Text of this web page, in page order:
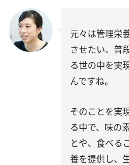
元々は管理栄
させたい、普
る世の中を実
んですね。
そのことを実
る中で、味の
とや、食べる
養を提供し、